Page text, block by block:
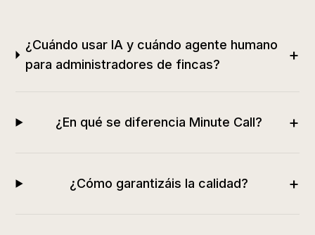
¿Cuándo usar IA y cuándo agente humano
para administradores de fincas?
+
¿En qué se diferencia Minute Call? +
¿Cómo garantizáis la calidad? +